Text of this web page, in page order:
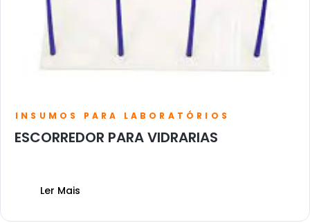
INSUMOS PARA LABORATÓRIOS
ESCORREDOR PARA VIDRARIAS
Ler Mais